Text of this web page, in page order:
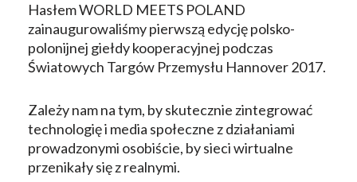
Hasłem WORLD MEETS POLAND
zainaugurowaliśmy pierwszą edycję polsko-
polonijnej giełdy kooperacyjnej podczas
Światowych Targów Przemysłu Hannover 2017.
Zależy nam na tym, by skutecznie zintegrować
technologię i media społeczne z działaniami
prowadzonymi osobiście, by sieci wirtualne
przenikały się z realnymi.